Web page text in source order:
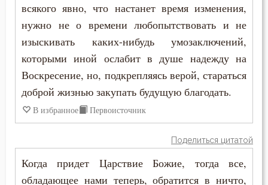
Гордость
Господь
Деньги
всякого явно, что настанет время изменения,
нужно не о времени любопытствовать и не
изыскивать каких-нибудь умозаключений,
которыми иной ослабит в душе надежду на
Воскресение, но, подкрепляясь верой, стараться
доброй жизнью закупать будущую благодать.
В избранное Первоисточник
Поделиться цитатой
Когда придет Царствие Божие, тогда все,
обладающее нами теперь, обратится в ничто,